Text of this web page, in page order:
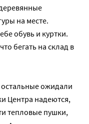
на месте.
обувь и куртки.
бегать на склад в
ожидали
Центра надеются,
тепловые пушки,